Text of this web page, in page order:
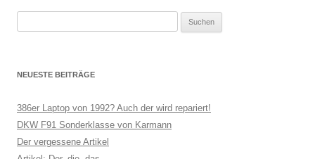
NEUESTE BEITRÄGE
386er Laptop von 1992? Auch der wird repariert!
DKW F91 Sonderklasse von Karmann
Der vergessene Artikel